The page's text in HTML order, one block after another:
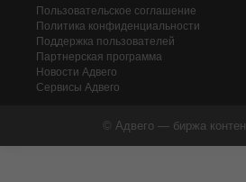
Пользовательское соглашение
Политика конфиденциальности
Поддержка пользователей
Партнерская программа
Новости Адвего
Сервисы Адвего
© Адвего — биржа